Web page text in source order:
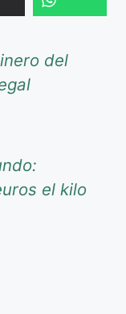
del
el kilo